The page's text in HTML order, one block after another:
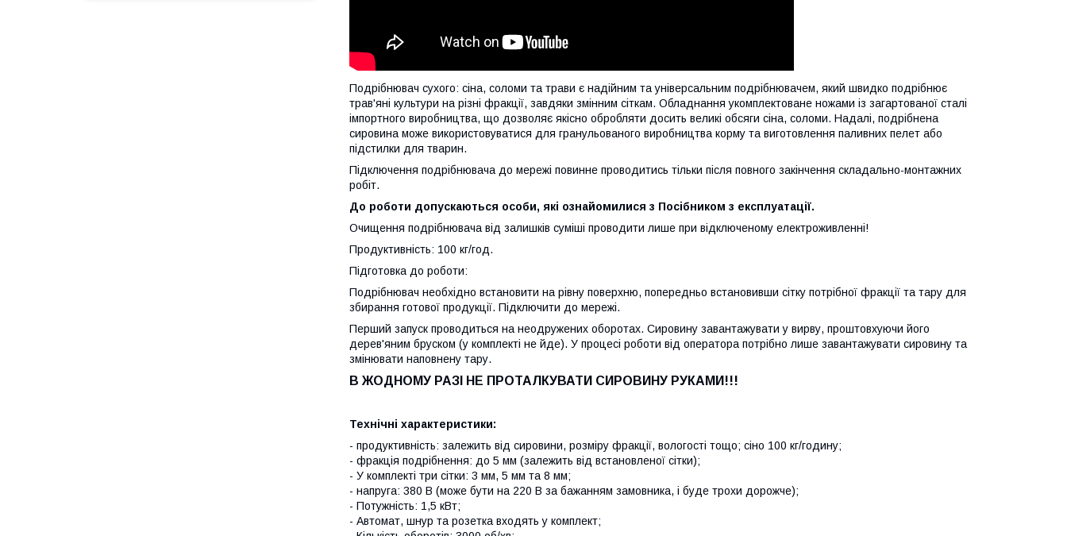
Подрібнювач сухого: сіна, соломи та трави є надійним та універсальним подрібнювачем, який швидко подрібнює
трав'яні культури на різні фракції, завдяки змінним сіткам. Обладнання укомплектоване ножами із загартованої сталі
імпортного виробництва, що дозволяє якісно обробляти досить великі обсяги сіна, соломи. Надалі, подрібнена
сировина може використовуватися для гранульованого виробництва корму та виготовлення паливних пелет або
підстилки для тварин.
Підключення подрібнювача до мережі повинне проводитись тільки після повного закінчення складально-монтажних
робіт.
До роботи допускаються особи, які ознайомилися з Посібником з експлуатації.
Очищення подрібнювача від залишків суміші проводити лише при відключеному електроживленні!
Продуктивність: 100 кг/год.
Підготовка до роботи:
Подрібнювач необхідно встановити на рівну поверхню, попередньо встановивши сітку потрібної фракції та тару для
збирання готової продукції. Підключити до мережі.
Перший запуск проводиться на неодружених оборотах. Сировину завантажувати у вирву, проштовхуючи його
дерев'яним бруском (у комплекті не йде). У процесі роботи від оператора потрібно лише завантажувати сировину та
змінювати наповнену тару.
В ЖОДНОМУ РАЗІ НЕ ПРОТАЛКУВАТИ СИРОВИНУ РУКАМИ!!!
Технічні характеристики:
- продуктивність: залежить від сировини, розміру фракції, вологості тощо; сіно 100 кг/годину;
- фракція подрібнення: до 5 мм (залежить від встановленої сітки);
- У комплекті три сітки: 3 мм, 5 мм та 8 мм;
- напруга: 380 В (може бути на 220 В за бажанням замовника, і буде трохи дорожче);
- Потужність: 1,5 кВт;
- Автомат, шнур та розетка входять у комплект;